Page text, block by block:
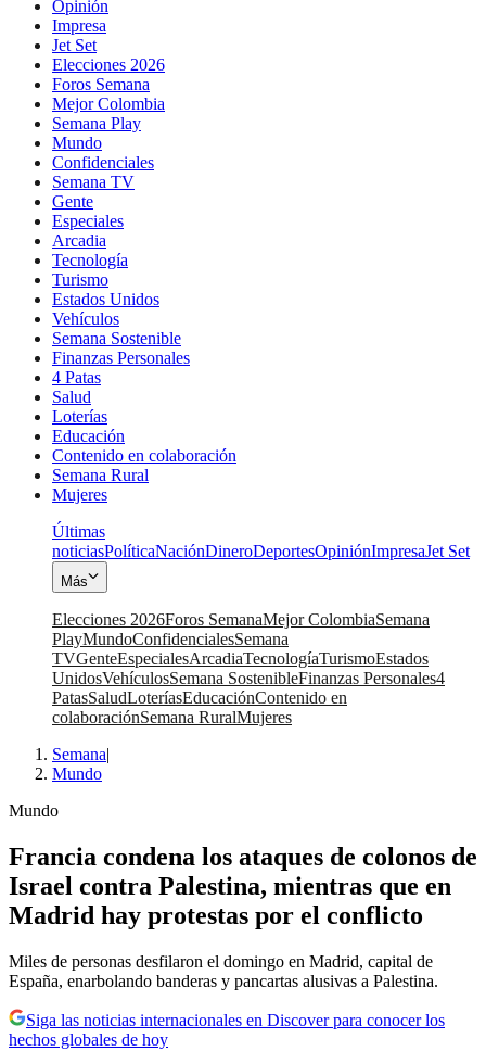
Opinión
Impresa
Jet Set
Elecciones 2026
Foros Semana
Mejor Colombia
Semana Play
Mundo
Confidenciales
Semana TV
Gente
Especiales
Arcadia
Tecnología
Turismo
Estados Unidos
Vehículos
Semana Sostenible
Finanzas Personales
4 Patas
Salud
Loterías
Educación
Contenido en colaboración
Semana Rural
Mujeres
Últimas
noticiasPolíticaNaciónDineroDeportesOpiniónImpresaJet Set
Más
Elecciones 2026Foros SemanaMejor ColombiaSemana
PlayMundoConfidencialesSemana
TVGenteEspecialesArcadiaTecnologíaTurismoEstados
UnidosVehículosSemana SostenibleFinanzas Personales4
PatasSaludLoteríasEducaciónContenido en
colaboraciónSemana RuralMujeres
Semana|
Mundo
Mundo
Francia condena los ataques de colonos de
Israel contra Palestina, mientras que en
Madrid hay protestas por el conflicto
Miles de personas desfilaron el domingo en Madrid, capital de
España, enarbolando banderas y pancartas alusivas a Palestina.
Siga las noticias internacionales en Discover para conocer los
hechos globales de hoy